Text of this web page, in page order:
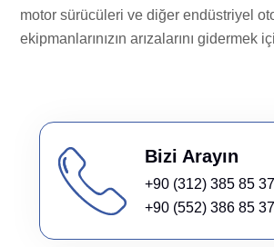
motor sürücüleri ve diğer endüstriyel
ekipmanlarınızın arızalarını gidermek
Bizi Arayın
+90 (312) 385 85 37
+90 (552) 386 85 37